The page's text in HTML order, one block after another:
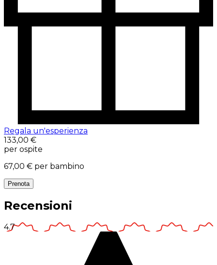
Regala un'esperienza
133,00 €
per ospite
67,00 € per bambino
Prenota
Recensioni
4.7